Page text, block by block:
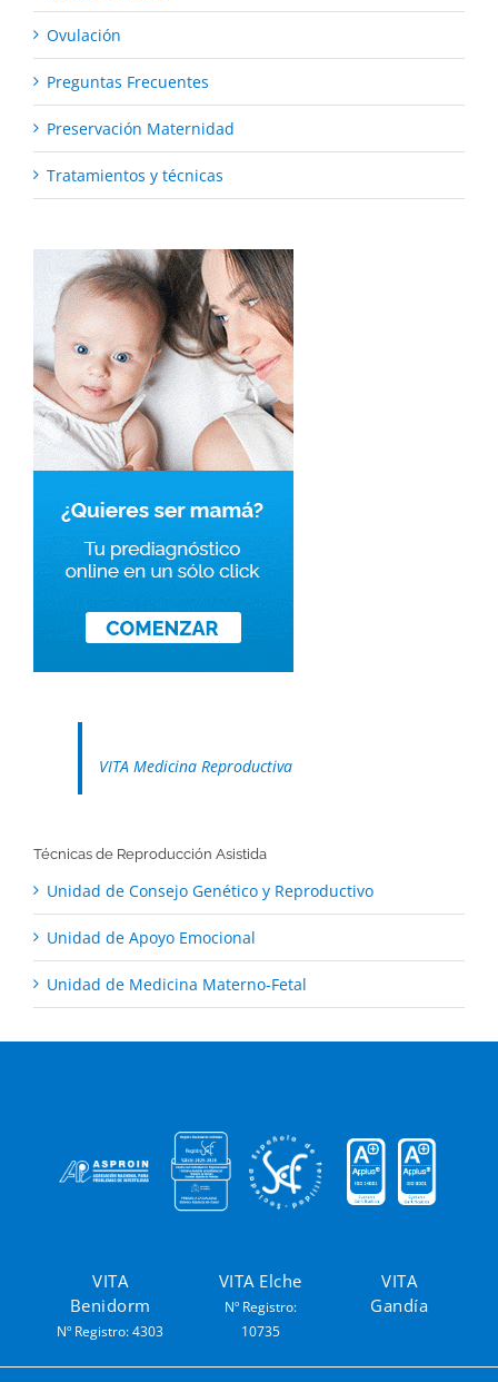
Ovulación
Preguntas Frecuentes
Preservación Maternidad
Tratamientos y técnicas
VITA Medicina Reproductiva
Técnicas de Reproducción Asistida
Unidad de Consejo Genético y Reproductivo
Unidad de Apoyo Emocional
Unidad de Medicina Materno-Fetal
VITA
Benidorm
Nº Registro: 4303
VITA Elche
Nº Registro:
10735
VITA
Gandía